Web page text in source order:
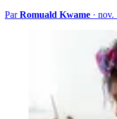
ParRomuald Kwame · nov.